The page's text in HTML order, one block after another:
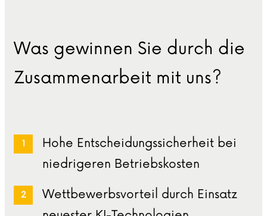
Was gewinnen Sie durch die
Zusammenarbeit mit uns?
Hohe Entscheidungssicherheit bei
niedrigeren Betriebskosten
Wettbewerbsvorteil durch Einsatz